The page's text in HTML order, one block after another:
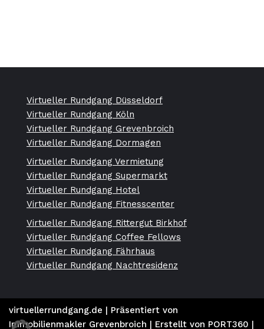
Virtueller Rundgang Düsseldorf
Virtueller Rundgang Köln
Virtueller Rundgang Grevenbroich
Virtueller Rundgang Dormagen
Virtueller Rundgang Vermietung
Virtueller Rundgang Supermarkt
Virtueller Rundgang Hotel
Virtueller Rundgang Fitnesscenter
Virtueller Rundgang Rittergut Birkhof
Virtueller Rundgang Coffee Fellows
Virtueller Rundgang Fährhaus
Virtueller Rundgang Nachtresidenz
virtuellerrundgang.de | Präsentiert von
Immobilienmakler Grevenbroich | Erstellt von PORT360 |